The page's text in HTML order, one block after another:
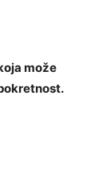
može